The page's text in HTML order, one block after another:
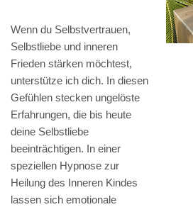
Wenn du Selbstvertrauen,
Selbstliebe und inneren
Frieden stärken möchtest,
unterstütze ich dich. In diesen
Gefühlen stecken ungelöste
Erfahrungen, die bis heute
deine Selbstliebe
beeinträchtigen. In einer
speziellen Hypnose zur
Heilung des Inneren Kindes
lassen sich emotionale